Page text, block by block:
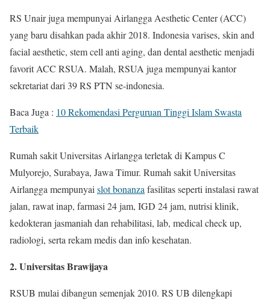
RS Unair juga mempunyai Airlangga Aesthetic Center (ACC)
yang baru disahkan pada akhir 2018. Indonesia varises, skin and
facial aesthetic, stem cell anti aging, dan dental aesthetic menjadi
favorit ACC RSUA. Malah, RSUA juga mempunyai kantor
sekretariat dari 39 RS PTN se-indonesia.
Baca Juga : 10 Rekomendasi Perguruan Tinggi Islam Swasta
Terbaik
Rumah sakit Universitas Airlangga terletak di Kampus C
Mulyorejo, Surabaya, Jawa Timur. Rumah sakit Universitas
Airlangga mempunyai slot bonanza fasilitas seperti instalasi rawat
jalan, rawat inap, farmasi 24 jam, IGD 24 jam, nutrisi klinik,
kedokteran jasmaniah dan rehabilitasi, lab, medical check up,
radiologi, serta rekam medis dan info kesehatan.
2. Universitas Brawijaya
RSUB mulai dibangun semenjak 2010. RS UB dilengkapi